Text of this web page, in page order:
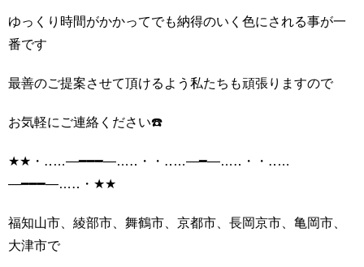
ゆっくり時間がかかってでも納得のいく色にされる事が一
番です
最善のご提案させて頂けるよう私たちも頑張りますので
お気軽にご連絡ください☎️
★★・‥…―━━━―…‥・・‥…―━―…‥・・‥…
―━━━―…‥・★★
福知山市、綾部市、舞鶴市、京都市、長岡京市、亀岡市、
大津市で